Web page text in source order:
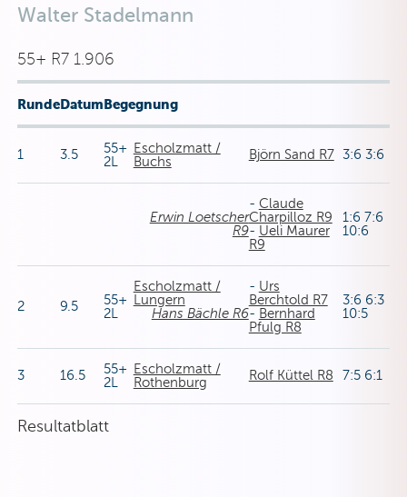
Walter Stadelmann
55+ R7 1.906
RundeDatumBegegnung
1 3.5
55+
2L
Escholzmatt /
Buchs
Björn Sand R7 3:6 3:6
Erwin Loetscher
R9
- Claude
Charpilloz R9
- Ueli Maurer
R9
1:6 7:6
10:6
2 9.5
55+
2L
Escholzmatt /
Lungern
Hans Bächle R6
- Urs
Berchtold R7
- Bernhard
Pfulg R8
3:6 6:3
10:5
3 16.5
55+
2L
Escholzmatt /
Rothenburg
Rolf Küttel R8 7:5 6:1
Resultatblatt